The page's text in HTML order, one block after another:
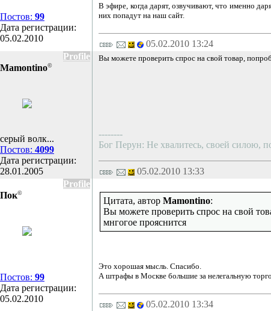
Постов: 99
Дата регистрации:
05.02.2010
В эфире, когда дарят, озвучивают, что именно
них попадут на наш сайт.
05.02.2010 13:24
Profile
Mamontino©
серый волк...
Постов: 4099
Дата регистрации:
28.01.2005
Вы можете проверить спрос на свой товар,
--------
Бог Перун: Не хвалитесь, своей силою,
05.02.2010 13:33
Profile
Пок©
Постов: 99
Дата регистрации:
05.02.2010
Цитата, автор Mamontino:
Вы можете проверить спрос на свой
мнгогое прояснится
Это хорошая мысль. Спасибо.
А штрафы в Москве большие за нелегальную
05.02.2010 13:34